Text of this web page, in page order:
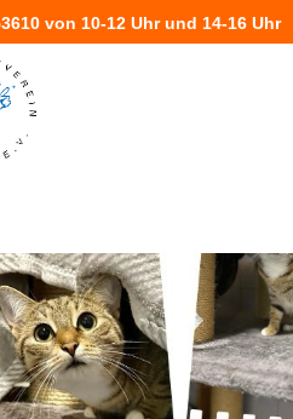
von 10-12 Uhr und 14-16 Uhr